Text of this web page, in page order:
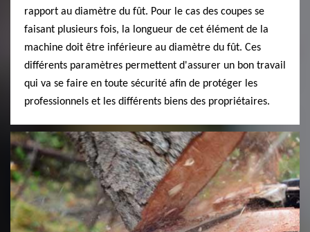
rapport au diamètre du fût. Pour le cas des coupes se
faisant plusieurs fois, la longueur de cet élément de la
machine doit être inférieure au diamètre du fût. Ces
différents paramètres permettent d'assurer un bon travail
qui va se faire en toute sécurité afin de protéger les
professionnels et les différents biens des propriétaires.